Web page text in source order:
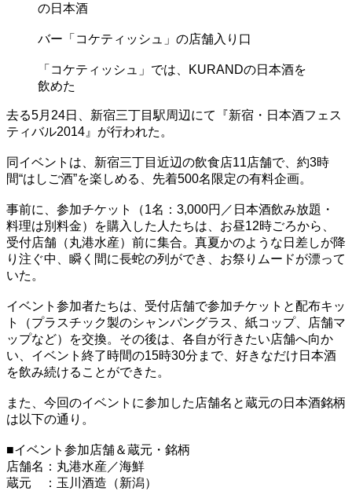
の日本酒
バー「コケティッシュ」の店舗入り口
「コケティッシュ」では、KURANDの日本酒を
飲めた
去る5月24日、新宿三丁目駅周辺にて『新宿・日本酒フェス
ティバル2014』が行われた。
同イベントは、新宿三丁目近辺の飲食店11店舗で、約3時
間“はしご酒”を楽しめる、先着500名限定の有料企画。
事前に、参加チケット（1名：3,000円／日本酒飲み放題・
料理は別料金）を購入した人たちは、お昼12時ごろから、
受付店舗（丸港水産）前に集合。真夏かのような日差しが降
り注ぐ中、瞬く間に長蛇の列ができ、お祭りムードが漂って
いた。
イベント参加者たちは、受付店舗で参加チケットと配布キッ
ト（プラスチック製のシャンパングラス、紙コップ、店舗マ
ップなど）を交換。その後は、各自が行きたい店舗へ向か
い、イベント終了時間の15時30分まで、好きなだけ日本酒
を飲み続けることができた。
また、今回のイベントに参加した店舗名と蔵元の日本酒銘柄
は以下の通り。
■イベント参加店舗＆蔵元・銘柄
店舗名：丸港水産／海鮮
蔵元 ：玉川酒造（新潟）